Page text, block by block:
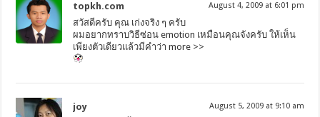
topkh.com August 4, 2009 at 6:01 pm
สวัสดีครับ คุณ เก่งจริง ๆ ครับ
่ผมอยากทราบวิธีซ่อน emotion เหมือนคุณจังครับ ให้เห็น
เพียงตัวเดียวแล้วมีคำว่า more >>
joy August 5, 2009 at 9:10 am